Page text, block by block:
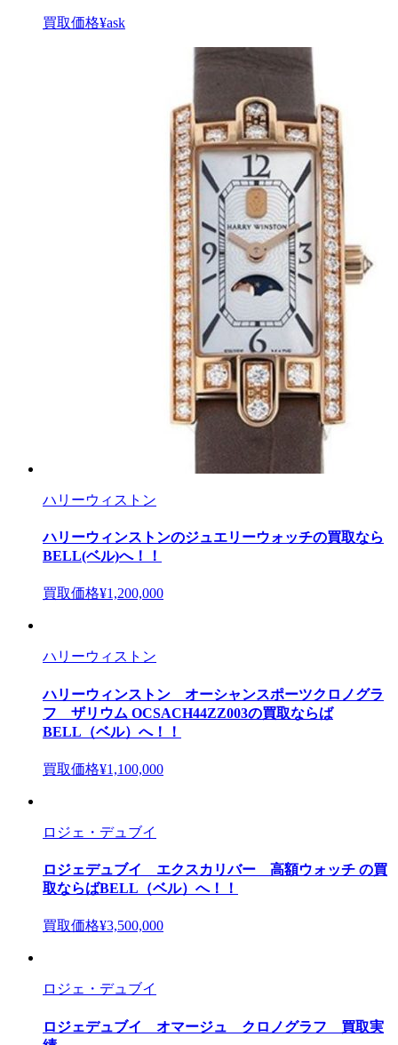
買取価格¥ask
ハリーウィストン
ハリーウィンストンのジュエリーウォッチの買取なら
BELL(ベル)へ！！
買取価格¥1,200,000
ハリーウィストン
ハリーウィンストン オーシャンスポーツクロノグラ
フ ザリウム OCSACH44ZZ003の買取ならば
BELL（ベル）へ！！
買取価格¥1,100,000
ロジェ・デュブイ
ロジェデュブイ エクスカリバー 高額ウォッチ の買
取ならばBELL（ベル）へ！！
買取価格¥3,500,000
ロジェ・デュブイ
ロジェデュブイ オマージュ クロノグラフ 買取実